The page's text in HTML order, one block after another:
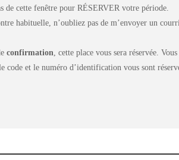
cette fenêtre pour RÉSERVER votre période.
habituelle, n’oubliez pas de m’envoyer un
confirmation, cette place vous sera réservée.
code et le numéro d’identification vous sont